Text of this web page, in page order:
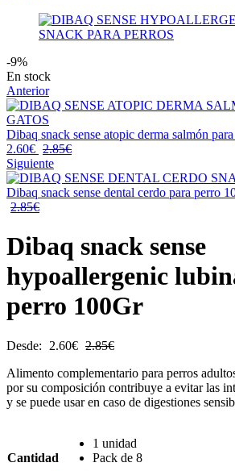
-9%
Availability:
En stock
Anterior
Dibaq snack sense atopic derma salmón
2.60€ 2.85€
Siguiente
Dibaq snack sense dental cerdo para perro
2.85€
Dibaq snack sense
hypoallergenic
perro 100Gr
Desde: 2.60€ 2.85€
Alimento complementario para perros
por su composición contribuye a evitar las
y se puede usar en caso de digestiones
Cantidad
1 unidad
Pack de 8